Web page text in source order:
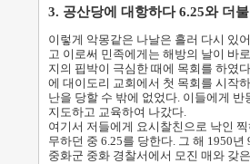
3. 공산당에 대항하다 6.25와 더
이렇게 악몽같은 나날은 흘러 다시 있
고 이로써 민족에게는 해방의 날이 바
지의 핍박이 극심한 때에 목회를 하였
에 대이도리 교회에서 첫 목회를 시작
난을 당할 수 밖에 없었다. 이들에게
지도하고 교육하여 나갔다.
여기서 저들에게 요시찰친으로 낙인
무하던 중 6.25를 당한다. 그 해 1950
중화군 중화 경찰서에서 모진 매와 갖